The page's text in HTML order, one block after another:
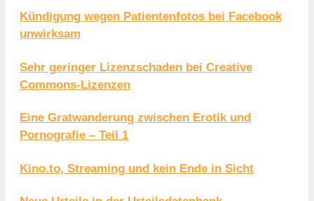
Kündigung wegen Patientenfotos bei Facebook
unwirksam
Sehr geringer Lizenzschaden bei Creative
Commons-Lizenzen
Eine Gratwanderung zwischen Erotik und
Pornografie – Teil 1
Kino.to, Streaming und kein Ende in Sicht